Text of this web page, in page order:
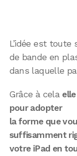
L’idée est
de bande en
dans laquelle
Grâce à cela
pour adopter
la forme que
suffisamment
votre iPad en